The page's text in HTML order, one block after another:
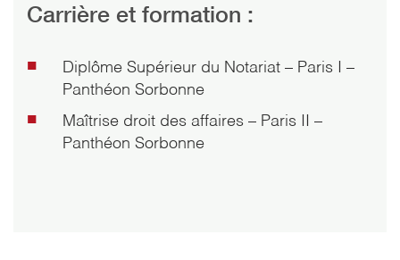
Carrière et formation :
Diplôme Supérieur du Notariat – Paris I –
Panthéon Sorbonne
Maîtrise droit des affaires – Paris II –
Panthéon Sorbonne